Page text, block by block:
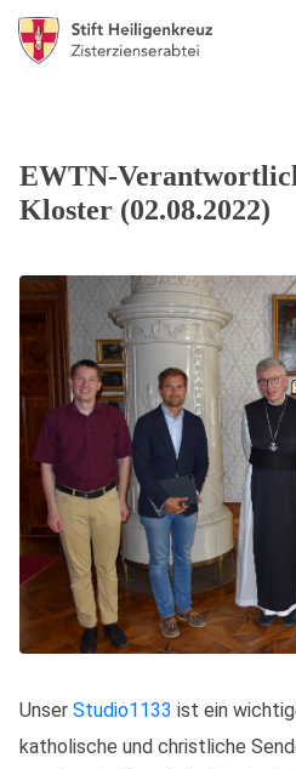
EWTN-
Kloster (02.08.2022)
Unser Studio1133 ist ein
katholische und christliche